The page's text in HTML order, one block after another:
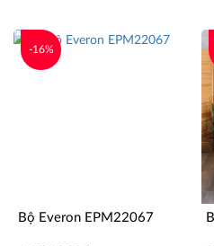
-16%
Bộ Everon EPM22067